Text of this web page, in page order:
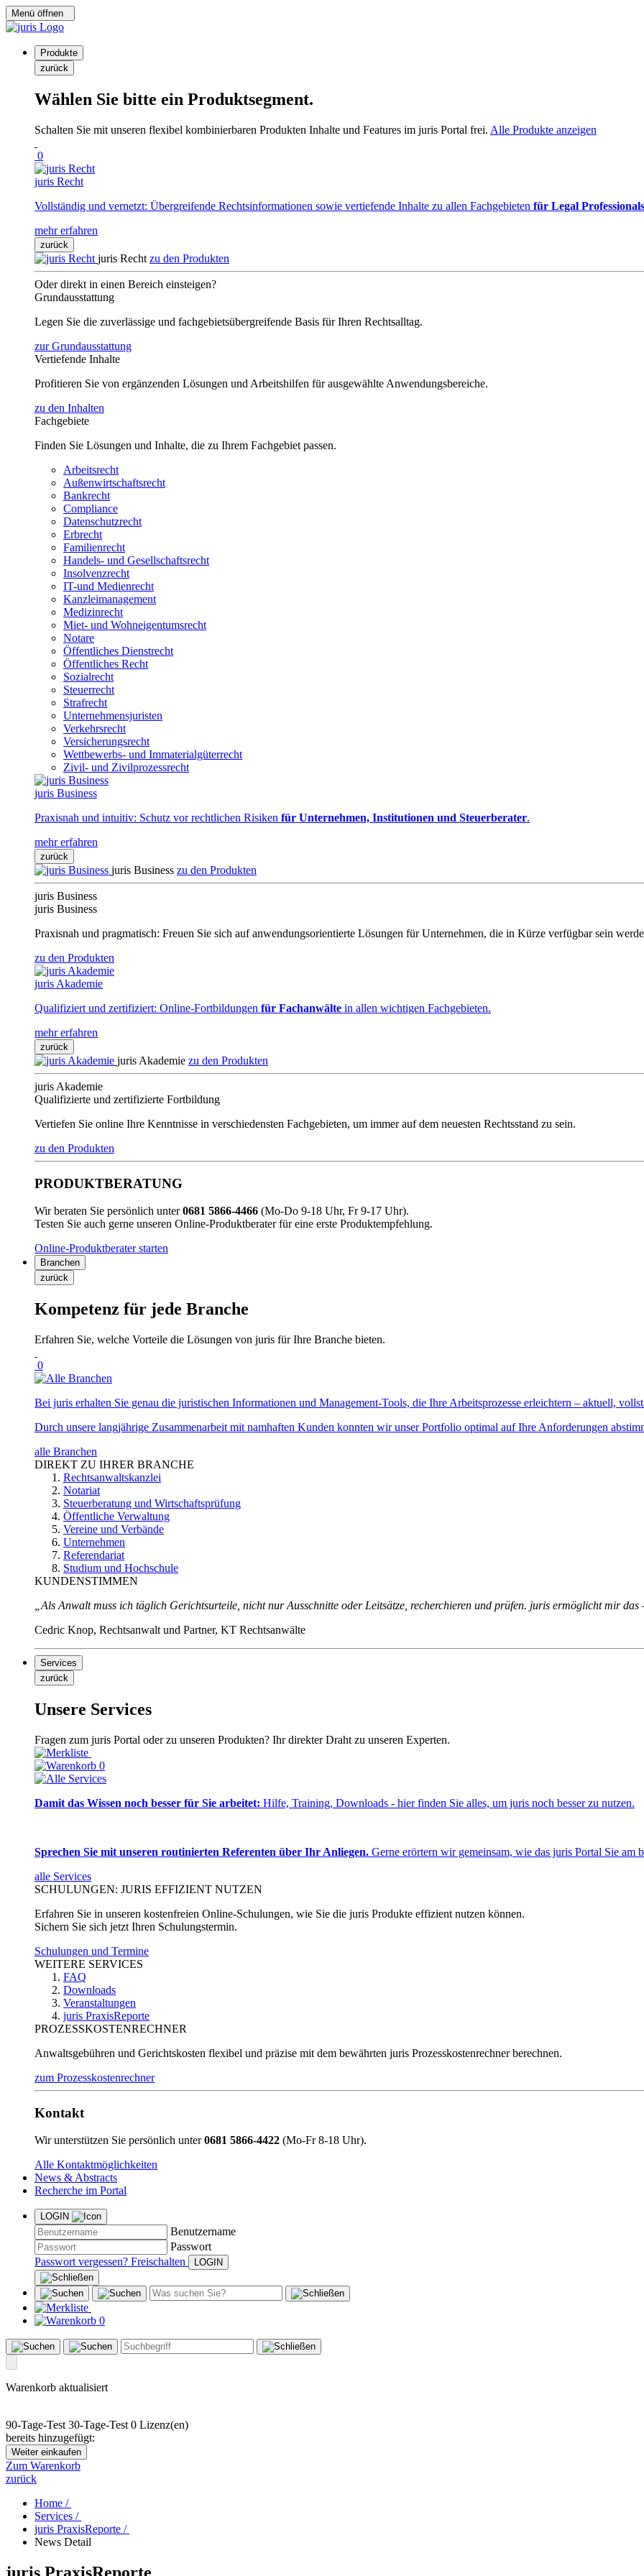
Menü öffnen
Produkte
zurück
Wählen Sie bitte ein Produktsegment.
Schalten Sie mit unseren flexibel kombinierbaren Produkten Inhalte und Features im juris Portal frei. Alle Produkte anzeigen
0
juris Recht
Vollständig und vernetzt: Übergreifende Rechtsinformationen sowie vertiefende Inhalte zu allen Fachgebieten für Legal Professionals
mehr erfahren
zurück
juris Recht zu den Produkten
Oder direkt in einen Bereich einsteigen?
Grundausstattung
Legen Sie die zuverlässige und fachgebietsübergreifende Basis für Ihren Rechtsalltag.
zur Grundausstattung
Vertiefende Inhalte
Profitieren Sie von ergänzenden Lösungen und Arbeitshilfen für ausgewählte Anwendungsbereiche.
zu den Inhalten
Fachgebiete
Finden Sie Lösungen und Inhalte, die zu Ihrem Fachgebiet passen.
Arbeitsrecht
Außenwirtschaftsrecht
Bankrecht
Compliance
Datenschutzrecht
Erbrecht
Familienrecht
Handels- und Gesellschaftsrecht
Insolvenzrecht
IT-und Medienrecht
Kanzleimanagement
Medizinrecht
Miet- und Wohneigentumsrecht
Notare
Öffentliches Dienstrecht
Öffentliches Recht
Sozialrecht
Steuerrecht
Strafrecht
Unternehmensjuristen
Verkehrsrecht
Versicherungsrecht
Wettbewerbs- und Immaterialgüterrecht
Zivil- und Zivilprozessrecht
juris Business
Praxisnah und intuitiv: Schutz vor rechtlichen Risiken für Unternehmen, Institutionen und Steuerberater.
mehr erfahren
zurück
juris Business zu den Produkten
juris Business
juris Business
Praxisnah und pragmatisch: Freuen Sie sich auf anwendungsorientierte Lösungen für Unternehmen, die in Kürze verfügbar sein
zu den Produkten
juris Akademie
Qualifiziert und zertifiziert: Online-Fortbildungen für Fachanwälte in allen wichtigen Fachgebieten.
mehr erfahren
zurück
juris Akademie zu den Produkten
juris Akademie
Qualifizierte und zertifizierte Fortbildung
Vertiefen Sie online Ihre Kenntnisse in verschiedensten Fachgebieten, um immer auf dem neuesten Rechtsstand zu sein.
zu den Produkten
PRODUKTBERATUNG
Wir beraten Sie persönlich unter0681 5866-4466 (Mo-Do 9-18 Uhr, Fr 9-17 Uhr).
Testen Sie auch gerne unseren Online-Produktberater für eine erste Produktempfehlung.
Online-Produktberater starten
Branchen
zurück
Kompetenz für jede Branche
Erfahren Sie, welche Vorteile die Lösungen von juris für Ihre Branche bieten.
0
Bei juris erhalten Sie genau die juristischen Informationen und Management-Tools, die Ihre Arbeitsprozesse erleichtern – aktuell,
Durch unsere langjährige Zusammenarbeit mit namhaften Kunden konnten wir unser Portfolio optimal auf Ihre Anforderungen
alle Branchen
DIREKT ZU IHRER BRANCHE
Rechtsanwaltskanzlei
Notariat
Steuerberatung und Wirtschaftsprüfung
Öffentliche Verwaltung
Vereine und Verbände
Unternehmen
Referendariat
Studium und Hochschule
KUNDENSTIMMEN
„Als Anwalt muss ich täglich Gerichtsurteile, nicht nur Ausschnitte oder Leitsätze, recherchieren und prüfen. juris ermöglicht mir
Cedric Knop, Rechtsanwalt und Partner, KT Rechtsanwälte
Services
zurück
Unsere Services
Fragen zum juris Portal oder zu unseren Produkten? Ihr direkter Draht zu unseren Experten.
0
Damit das Wissen noch besser für Sie arbeitet: Hilfe, Training, Downloads - hier finden Sie alles, um juris noch besser zu nutzen.
Sprechen Sie mit unseren routinierten Referenten über Ihr Anliegen. Gerne erörtern wir gemeinsam, wie das juris Portal Sie am
alle Services
SCHULUNGEN: JURIS EFFIZIENT NUTZEN
Erfahren Sie in unseren kostenfreien Online-Schulungen, wie Sie die juris Produkte effizient nutzen können.
Sichern Sie sich jetzt Ihren Schulungstermin.
Schulungen und Termine
WEITERE SERVICES
FAQ
Downloads
Veranstaltungen
juris PraxisReporte
PROZESSKOSTENRECHNER
Anwaltsgebühren und Gerichtskosten flexibel und präzise mit dem bewährten juris Prozesskostenrechner berechnen.
zum Prozesskostenrechner
Kontakt
Wir unterstützen Sie persönlich unter0681 5866-4422 (Mo-Fr 8-18 Uhr).
Alle Kontaktmöglichkeiten
News & Abstracts
Recherche im Portal
LOGIN
Benutzername
Passwort
Passwort vergessen? Freischalten
0
Warenkorb aktualisiert
90-Tage-Test 30-Tage-Test 0 Lizenz(en)
bereits hinzugefügt:
Weiter einkaufen
Zum Warenkorb
zurück
Home /
Services /
juris PraxisReporte /
News Detail